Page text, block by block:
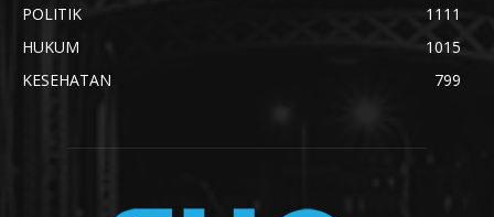
POLITIK
1111
HUKUM
1015
KESEHATAN
799